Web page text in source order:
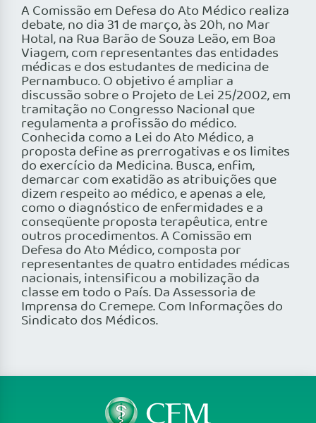
A Comissão em Defesa do Ato Médico realiza
debate, no dia 31 de março, às 20h, no Mar
Hotal, na Rua Barão de Souza Leão, em Boa
Viagem, com representantes das entidades
médicas e dos estudantes de medicina de
Pernambuco. O objetivo é ampliar a
discussão sobre o Projeto de Lei 25/2002, em
tramitação no Congresso Nacional que
regulamenta a profissão do médico.
Conhecida como a Lei do Ato Médico, a
proposta define as prerrogativas e os limites
do exercício da Medicina. Busca, enfim,
demarcar com exatidão as atribuições que
dizem respeito ao médico, e apenas a ele,
como o diagnóstico de enfermidades e a
conseqüente proposta terapêutica, entre
outros procedimentos. A Comissão em
Defesa do Ato Médico, composta por
representantes de quatro entidades médicas
nacionais, intensificou a mobilização da
classe em todo o País. Da Assessoria de
Imprensa do Cremepe. Com Informações do
Sindicato dos Médicos.